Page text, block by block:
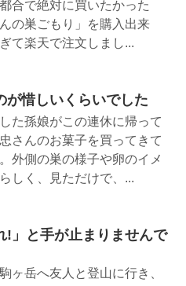
合で絶対に買いたかった
んの巣ごもり」を購入出来
て楽天で注文しまし...
が惜しいくらいでした
た孫娘がこの連休に帰って
さんのお菓子を買ってきて
外側の巣の様子や卵のイメ
しく、見ただけで、...
!」と手が止まりませんで
ヶ岳へ友人と登山に行き、